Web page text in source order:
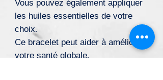
Vous pouvez également appliquer
les huiles essentielles de votre
choix.
Ce bracelet peut aider à améliorer
votre santé globale.